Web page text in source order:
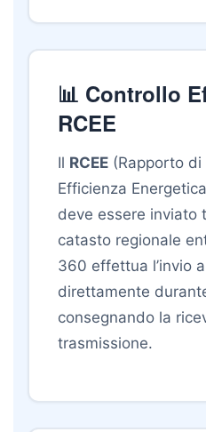
📊 Controllo
RCEE
Il RCEE (Rapporto
Efficienza
deve essere inviato
catasto regionale
360 effettua l’invio
direttamente
consegnando la
trasmissione.